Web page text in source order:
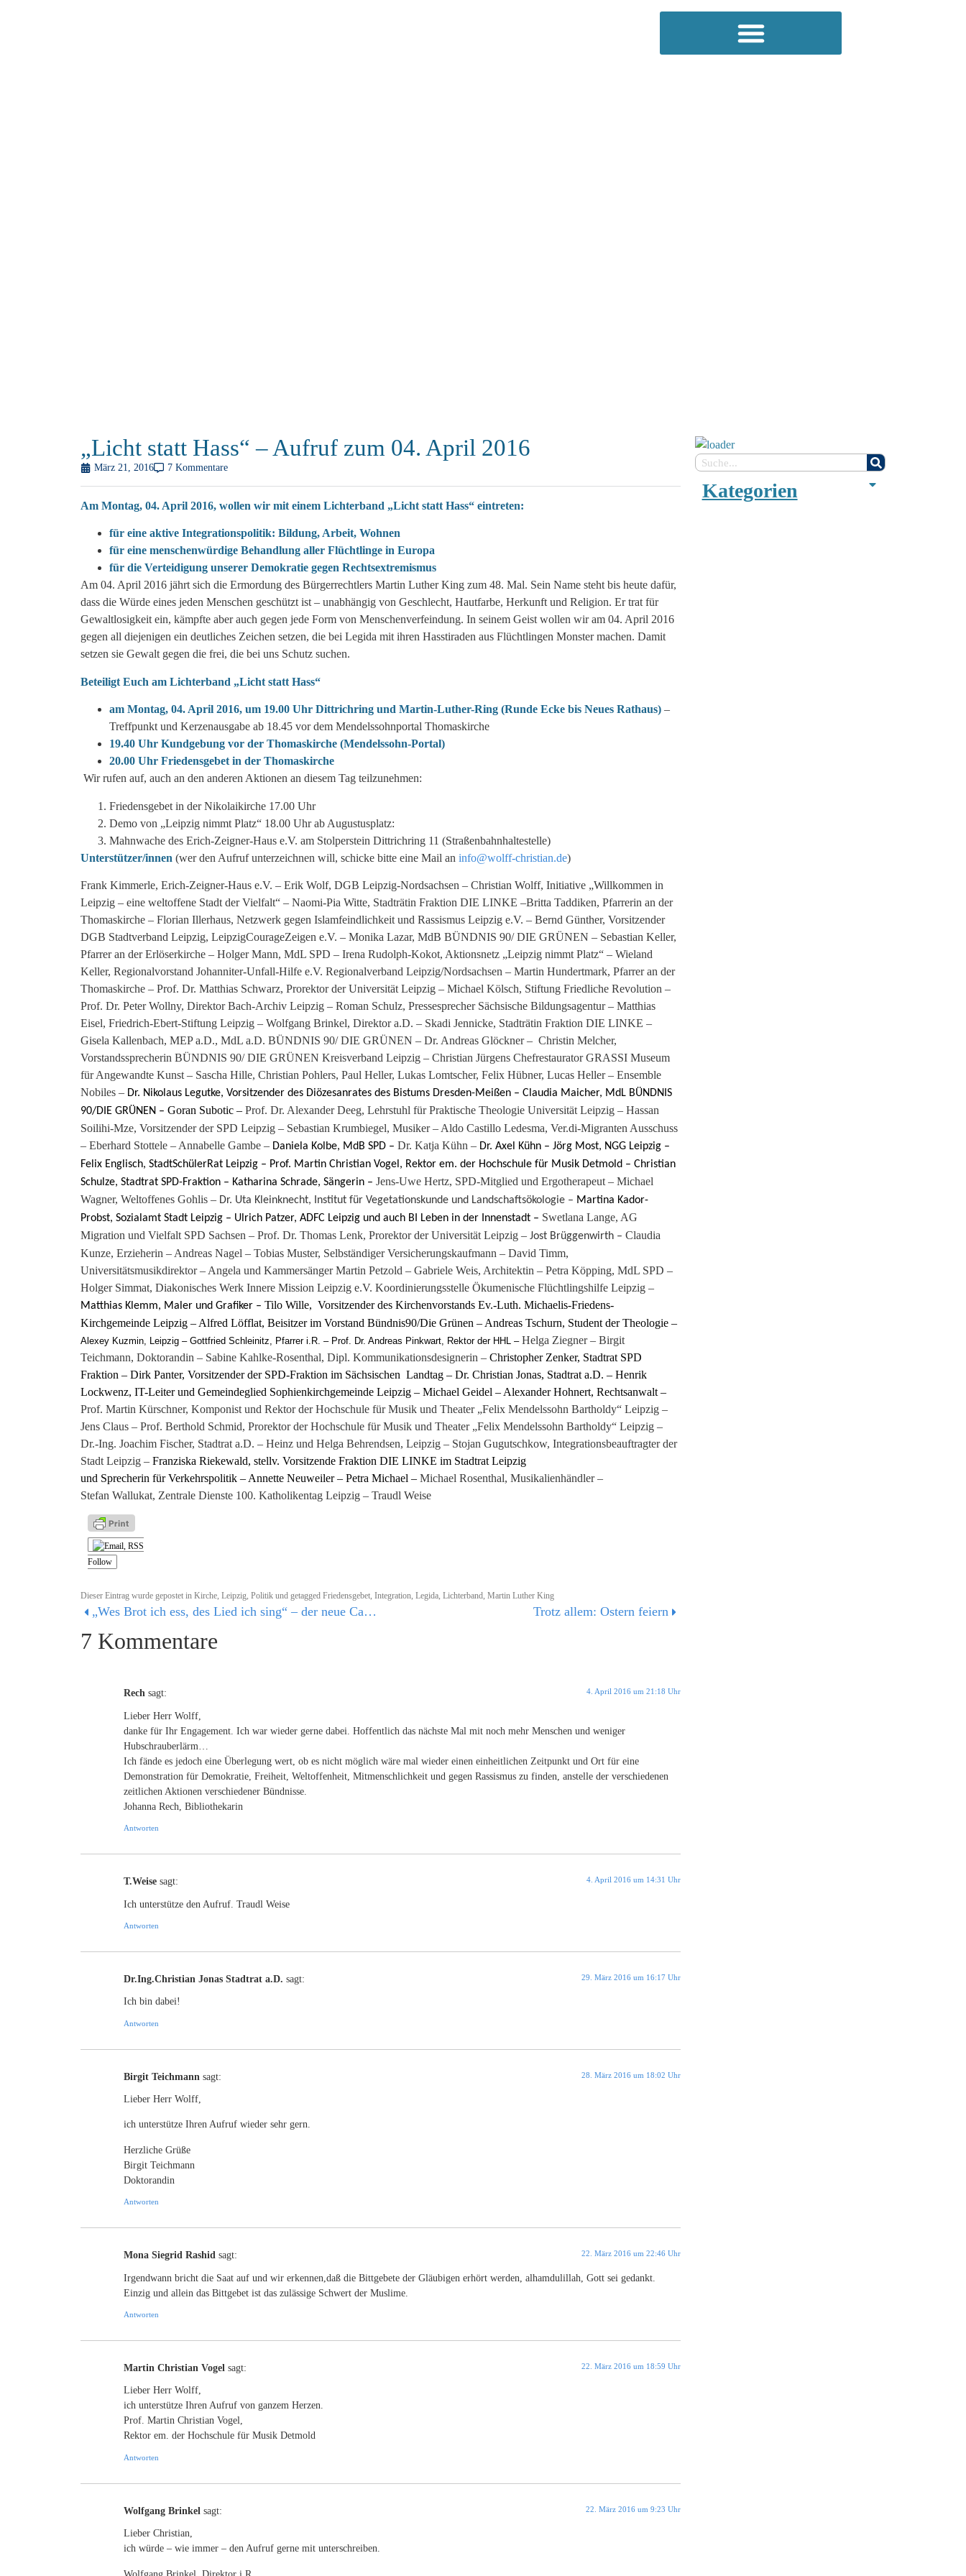
„Licht statt Hass“ – Aufruf zum 04. April 2016
März 21, 2016 7 Kommentare
Am Montag, 04. April 2016, wollen wir mit einem Lichterband „Licht statt Hass“ eintreten:
für eine aktive Integrationspolitik: Bildung, Arbeit, Wohnen
für eine menschenwürdige Behandlung aller Flüchtlinge in Europa
für die Verteidigung unserer Demokratie gegen Rechtsextremismus
Am 04. April 2016 jährt sich die Ermordung des Bürgerrechtlers Martin Luther King zum 48. Mal. Sein Name steht bis heute dafür,
dass die Würde eines jeden Menschen geschützt ist – unabhängig von Geschlecht, Hautfarbe, Herkunft und Religion. Er trat für
Gewaltlosigkeit ein, kämpfte aber auch gegen jede Form von Menschenverfeindung. In seinem Geist wollen wir am 04. April 2016
gegen all diejenigen ein deutliches Zeichen setzen, die bei Legida mit ihren Hasstiraden aus Flüchtlingen Monster machen. Damit
setzen sie Gewalt gegen die frei, die bei uns Schutz suchen.
Beteiligt Euch am Lichterband „Licht statt Hass“
am Montag, 04. April 2016, um 19.00 Uhr Dittrichring und Martin-Luther-Ring (Runde Ecke bis Neues Rathaus) –
Treffpunkt und Kerzenausgabe ab 18.45 vor dem Mendelssohnportal Thomaskirche
19.40 Uhr Kundgebung vor der Thomaskirche (Mendelssohn-Portal)
20.00 Uhr Friedensgebet in der Thomaskirche
Wir rufen auf, auch an den anderen Aktionen an diesem Tag teilzunehmen:
Friedensgebet in der Nikolaikirche 17.00 Uhr
Demo von „Leipzig nimmt Platz“ 18.00 Uhr ab Augustusplatz:
Mahnwache des Erich-Zeigner-Haus e.V. am Stolperstein Dittrichring 11 (Straßenbahnhaltestelle)
Unterstützer/innen (wer den Aufruf unterzeichnen will, schicke bitte eine Mail an info@wolff-christian.de)
Frank Kimmerle, Erich-Zeigner-Haus e.V. – Erik Wolf, DGB Leipzig-Nordsachsen – Christian Wolff, Initiative „Willkommen in
Leipzig – eine weltoffene Stadt der Vielfalt“ – Naomi-Pia Witte, Stadträtin Fraktion DIE LINKE –Britta Taddiken, Pfarrerin an der
Thomaskirche – Florian Illerhaus, Netzwerk gegen Islamfeindlichkeit und Rassismus Leipzig e.V. – Bernd Günther, Vorsitzender
DGB Stadtverband Leipzig, LeipzigCourageZeigen e.V. – Monika Lazar, MdB BÜNDNIS 90/ DIE GRÜNEN – Sebastian Keller,
Pfarrer an der Erlöserkirche – Holger Mann, MdL SPD – Irena Rudolph-Kokot, Aktionsnetz „Leipzig nimmt Platz“ – Wieland
Keller, Regionalvorstand Johanniter-Unfall-Hilfe e.V. Regionalverband Leipzig/Nordsachsen – Martin Hundertmark, Pfarrer an der
Thomaskirche – Prof. Dr. Matthias Schwarz, Prorektor der Universität Leipzig – Michael Kölsch, Stiftung Friedliche Revolution –
Prof. Dr. Peter Wollny, Direktor Bach-Archiv Leipzig – Roman Schulz, Pressesprecher Sächsische Bildungsagentur – Matthias
Eisel, Friedrich-Ebert-Stiftung Leipzig – Wolfgang Brinkel, Direktor a.D. – Skadi Jennicke, Stadträtin Fraktion DIE LINKE –
Gisela Kallenbach, MEP a.D., MdL a.D. BÜNDNIS 90/ DIE GRÜNEN – Dr. Andreas Glöckner – Christin Melcher,
Vorstandssprecherin BÜNDNIS 90/ DIE GRÜNEN Kreisverband Leipzig – Christian Jürgens Chefrestaurator GRASSI Museum
für Angewandte Kunst – Sascha Hille, Christian Pohlers, Paul Heller, Lukas Lomtscher, Felix Hübner, Lucas Heller – Ensemble
Nobiles – Dr. Nikolaus Legutke, Vorsitzender des Diözesanrates des Bistums Dresden-Meißen – Claudia Maicher, MdL BÜNDNIS
90/DIE GRÜNEN – Goran Subotic – Prof. Dr. Alexander Deeg, Lehrstuhl für Praktische Theologie Universität Leipzig – Hassan
Soilihi-Mze, Vorsitzender der SPD Leipzig – Sebastian Krumbiegel, Musiker – Aldo Castillo Ledesma, Ver.di-Migranten Ausschuss
– Eberhard Stottele – Annabelle Gambe – Daniela Kolbe, MdB SPD – Dr. Katja Kühn – Dr. Axel Kühn – Jörg Most, NGG Leipzig –
Felix Englisch, StadtSchülerRat Leipzig – Prof. Martin Christian Vogel, Rektor em. der Hochschule für Musik Detmold – Christian
Schulze, Stadtrat SPD-Fraktion – Katharina Schrade, Sängerin – Jens-Uwe Hertz, SPD-Mitglied und Ergotherapeut – Michael
Wagner, Weltoffenes Gohlis – Dr. Uta Kleinknecht, Institut für Vegetationskunde und Landschaftsökologie – Martina Kador-
Probst, Sozialamt Stadt Leipzig – Ulrich Patzer, ADFC Leipzig und auch BI Leben in der Innenstadt – Swetlana Lange, AG
Migration und Vielfalt SPD Sachsen – Prof. Dr. Thomas Lenk, Prorektor der Universität Leipzig – Jost Brüggenwirth – Claudia
Kunze, Erzieherin – Andreas Nagel – Tobias Muster, Selbständiger Versicherungskaufmann – David Timm,
Universitätsmusikdirektor – Angela und Kammersänger Martin Petzold – Gabriele Weis, Architektin – Petra Köpping, MdL SPD –
Holger Simmat, Diakonisches Werk Innere Mission Leipzig e.V. Koordinierungsstelle Ökumenische Flüchtlingshilfe Leipzig –
Matthias Klemm, Maler und Grafiker – Tilo Wille, Vorsitzender des Kirchenvorstands Ev.-Luth. Michaelis-Friedens-
Kirchgemeinde Leipzig – Alfred Löfflat, Beisitzer im Vorstand Bündnis90/Die Grünen – Andreas Tschurn, Student der Theologie –
Alexey Kuzmin, Leipzig – Gottfried Schleinitz, Pfarrer i.R. – Prof. Dr. Andreas Pinkwart, Rektor der HHL – Helga Ziegner – Birgit
Teichmann, Doktorandin – Sabine Kahlke-Rosenthal, Dipl. Kommunikationsdesignerin – Christopher Zenker, Stadtrat SPD
Fraktion – Dirk Panter, Vorsitzender der SPD-Fraktion im Sächsischen Landtag – Dr. Christian Jonas, Stadtrat a.D. – Henrik
Lockwenz, IT-Leiter und Gemeindeglied Sophienkirchgemeinde Leipzig – Michael Geidel – Alexander Hohnert, Rechtsanwalt –
Prof. Martin Kürschner, Komponist und Rektor der Hochschule für Musik und Theater „Felix Mendelssohn Bartholdy“ Leipzig –
Jens Claus – Prof. Berthold Schmid, Prorektor der Hochschule für Musik und Theater „Felix Mendelssohn Bartholdy“ Leipzig –
Dr.-Ing. Joachim Fischer, Stadtrat a.D. – Heinz und Helga Behrendsen, Leipzig – Stojan Gugutschkow, Integrationsbeauftragter der
Stadt Leipzig – Franziska Riekewald, stellv. Vorsitzende Fraktion DIE LINKE im Stadtrat Leipzig
und Sprecherin für Verkehrspolitik – Annette Neuweiler – Petra Michael – Michael Rosenthal, Musikalienhändler –
Stefan Wallukat, Zentrale Dienste 100. Katholikentag Leipzig – Traudl Weise
Follow
Dieser Eintrag wurde gepostet in Kirche, Leipzig, Politik und getagged Friedensgebet, Integration, Legida, Lichterband, Martin Luther King
„Wes Brot ich ess, des Lied ich sing“ – der neue Cantus firmus für den Kreuzchor? Trotz allem: Ostern feiern
7 Kommentare
Rech sagt: 4. April 2016 um 21:18 Uhr
Lieber Herr Wolff,
danke für Ihr Engagement. Ich war wieder gerne dabei. Hoffentlich das nächste Mal mit noch mehr Menschen und weniger
Hubschrauberlärm…
Ich fände es jedoch eine Überlegung wert, ob es nicht möglich wäre mal wieder einen einheitlichen Zeitpunkt und Ort für eine
Demonstration für Demokratie, Freiheit, Weltoffenheit, Mitmenschlichkeit und gegen Rassismus zu finden, anstelle der verschiedenen
zeitlichen Aktionen verschiedener Bündnisse.
Johanna Rech, Bibliothekarin
Antworten
T.Weise sagt: 4. April 2016 um 14:31 Uhr
Ich unterstütze den Aufruf. Traudl Weise
Antworten
Dr.Ing.Christian Jonas Stadtrat a.D. sagt: 29. März 2016 um 16:17 Uhr
Ich bin dabei!
Antworten
Birgit Teichmann sagt: 28. März 2016 um 18:02 Uhr
Lieber Herr Wolff,
ich unterstütze Ihren Aufruf wieder sehr gern.
Herzliche Grüße
Birgit Teichmann
Doktorandin
Antworten
Mona Siegrid Rashid sagt: 22. März 2016 um 22:46 Uhr
Irgendwann bricht die Saat auf und wir erkennen,daß die Bittgebete der Gläubigen erhört werden, alhamdulillah, Gott sei gedankt.
Einzig und allein das Bittgebet ist das zulässige Schwert der Muslime.
Antworten
Martin Christian Vogel sagt: 22. März 2016 um 18:59 Uhr
Lieber Herr Wolff,
ich unterstütze Ihren Aufruf von ganzem Herzen.
Prof. Martin Christian Vogel,
Rektor em. der Hochschule für Musik Detmold
Antworten
Wolfgang Brinkel sagt: 22. März 2016 um 9:23 Uhr
Lieber Christian,
ich würde – wie immer – den Aufruf gerne mit unterschreiben.
Wolfgang Brinkel, Direktor i.R.
Kategorien